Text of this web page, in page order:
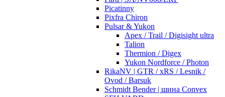
Picatinny
Pixfra Chiron
Pulsar & Yukon
Apex / Trail / Digisight ultra
Talion
Thermion / Digex
Yukon Nordforce / Photon
RikaNV | GTR / xRS / Lesnik /
Ovod / Barsuk
Schmidt Bender | шина Convex